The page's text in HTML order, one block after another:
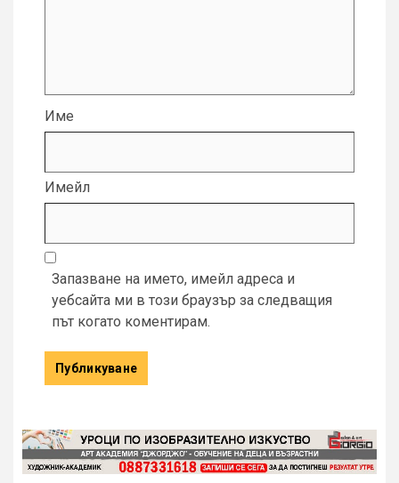
Име
Имейл
Запазване на името, имейл адреса и
уебсайта ми в този браузър за следващия
път когато коментирам.